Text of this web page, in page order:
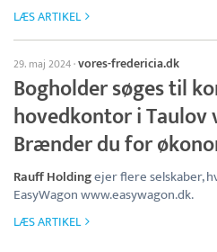
LÆS ARTIKEL
29. maj 2024·vores-fredericia.dk
Bogholder søges til
hovedkontor i Taulov
Brænder du for
Rauff Holdingejer flere selskaber,
EasyWagon www.easywagon.dk.
LÆS ARTIKEL